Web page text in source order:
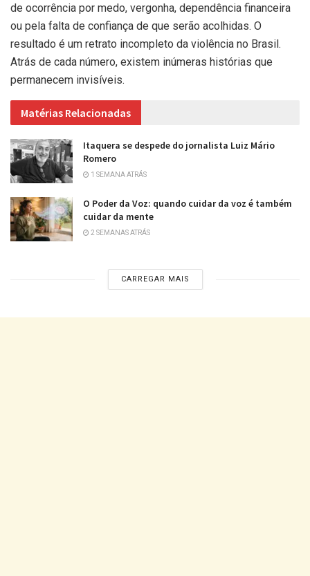
de ocorrência por medo, vergonha, dependência financeira
ou pela falta de confiança de que serão acolhidas. O
resultado é um retrato incompleto da violência no Brasil.
Atrás de cada número, existem inúmeras histórias que
permanecem invisíveis.
Matérias Relacionadas
Itaquera se despede do jornalista Luiz Mário
Romero
1 SEMANA ATRÁS
O Poder da Voz: quando cuidar da voz é também
cuidar da mente
2 SEMANAS ATRÁS
CARREGAR MAIS